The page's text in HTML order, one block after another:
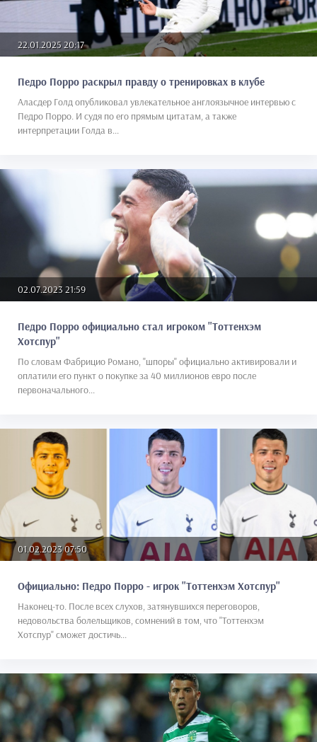
22.01.2025 20:17
Педро Порро раскрыл правду о тренировках в клубе
Аласдер Голд опубликовал увлекательное англоязычное интервью с
Педро Порро. И судя по его прямым цитатам, а также
интерпретации Голда в...
02.07.2023 21:59
Педро Порро официально стал игроком "Тоттенхэм
Хотспур"
По словам Фабрицио Романо, "шпоры" официально активировали и
оплатили его пункт о покупке за 40 миллионов евро после
первоначального...
01.02.2023 07:50
Официально: Педро Порро - игрок "Тоттенхэм Хотспур"
Наконец-то. После всех слухов, затянувшихся переговоров,
недовольства болельщиков, сомнений в том, что "Тоттенхэм
Хотспур" сможет достичь...